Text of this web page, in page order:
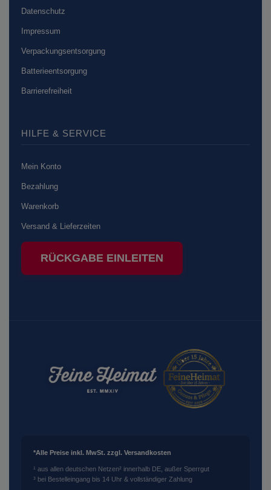
Datenschutz
Impressum
Verpackungsentsorgung
Batterieentsorgung
Barrierefreiheit
HILFE & SERVICE
Mein Konto
Bezahlung
Warenkorb
Versand & Lieferzeiten
RÜCKGABE EINLEITEN
*Alle Preise inkl. MwSt. zzgl. Versandkosten
¹ aus allen deutschen Netzen² innerhalb DE, außer Sperrgut
³ bei Bestelleingang bis 14 Uhr & vollständiger Zahlung